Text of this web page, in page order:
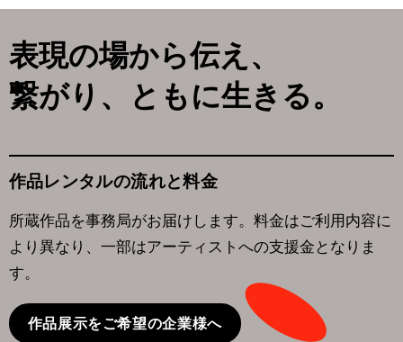
表現の場から伝え、
繋がり、ともに生きる。
作品レンタルの流れと料金
所蔵作品を事務局がお届けします。料金はご利用内容に
より異なり、一部はアーティストへの支援金となりま
す。
作品展示をご希望の企業様へ